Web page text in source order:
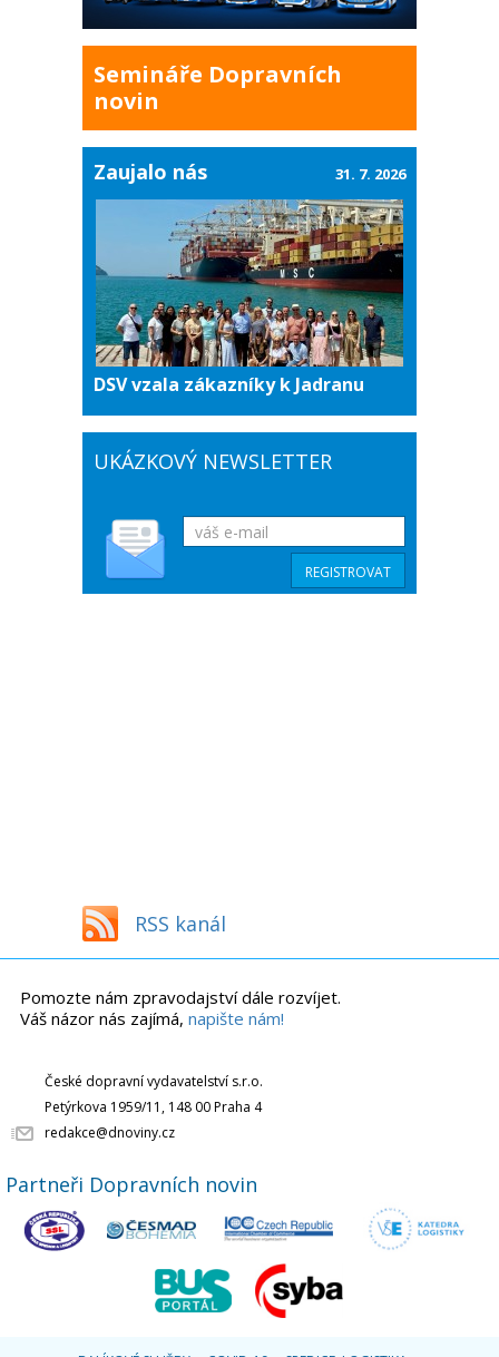
Semináře Dopravních
novin
Zaujalo nás
DSV vzala zákazníky k Jadranu
31. 7. 2026
UKÁZKOVÝ NEWSLETTER
RSS kanál
Pomozte nám zpravodajství dále rozvíjet.
Váš názor nás zajímá, napište nám!
České dopravní vydavatelství s.r.o.
Petýrkova 1959/11, 148 00 Praha 4
redakce@dnoviny.cz
Partneři Dopravních novin